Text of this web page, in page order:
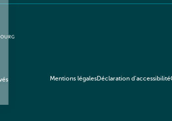
Mentions légalesDéclaration d’accessibilité